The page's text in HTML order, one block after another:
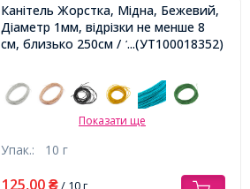
Канітель Жорстка, Мідна, Бежевий,
Діаметр 1мм, відрізки не менше 8
см, близько 250см / 10г,...(УТ100018352)
Показати ще
Упак.: 10 г
125,00 ₴/ 10 г